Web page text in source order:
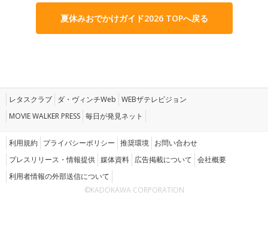
夏休みおでかけガイド2026 TOPへ戻る
レタスクラブ ダ・ヴィンチWeb WEBザテレビジョン
MOVIE WALKER PRESS 毎日が発見ネット
利用規約 プライバシーポリシー 推奨環境 お問い合わせ
プレスリリース・情報提供 媒体資料 広告掲載について 会社概要
利用者情報の外部送信について
©KADOKAWA CORPORATION